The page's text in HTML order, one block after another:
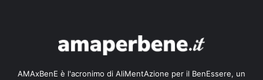
AMAxBenE è l'acronimo di AliMentAzione per il BenEssere, un